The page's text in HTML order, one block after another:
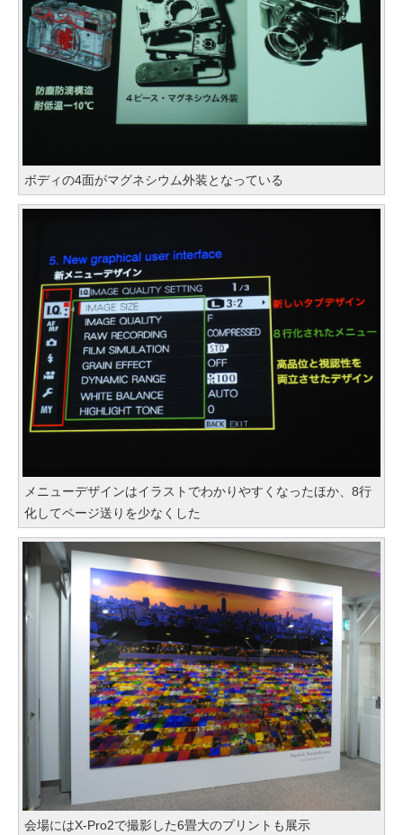
ボディの4面がマグネシウム外装となっている
メニューデザインはイラストでわかりやすくなったほか、8行
化してページ送りを少なくした
会場にはX-Pro2で撮影した6畳大のプリントも展示